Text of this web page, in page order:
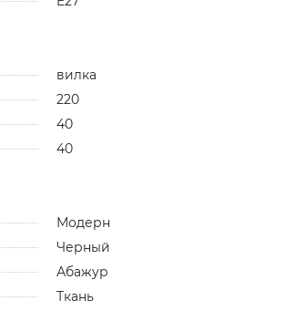
вилка
220
40
40
Модерн
Черный
Абажур
Ткань